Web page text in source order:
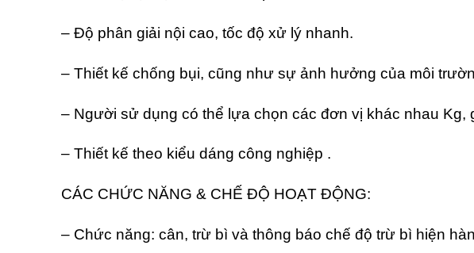
– Độ phân giải nội cao, tốc độ xử lý nhanh.
– Thiết kế chống bụi, cũng như sự ảnh hưởng của môi
– Người sử dụng có thể lựa chọn các đơn vị khác nhau Kg,
– Thiết kế theo kiểu dáng công nghiệp .
CÁC CHỨC NĂNG & CHẾ ĐỘ HOẠT ĐỘNG:
– Chức năng: cân, trừ bì và thông báo chế độ trừ bì hiện